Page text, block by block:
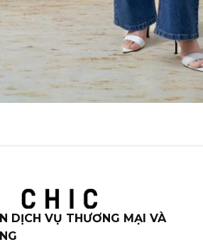
DỊCH VỤ THƯƠNG MẠI VÀ